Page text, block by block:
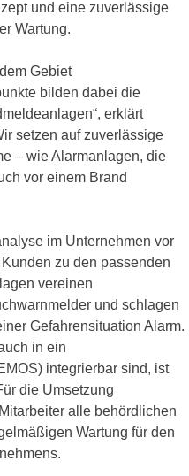
und eine zuverlässige
Wartung.
Gebiet
bilden dabei die
erklärt
setzen auf zuverlässige
– wie Alarmanlagen, die
vor einem Brand
im Unternehmen vor
zu den passenden
vereinen
und schlagen
Gefahrensituation Alarm.
in ein
integrierbar sind, ist
die Umsetzung
alle behördlichen
Wartung für den